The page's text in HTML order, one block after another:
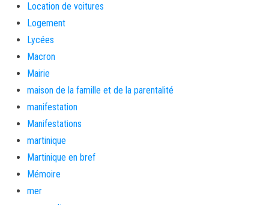
Location de voitures
Logement
Lycées
Macron
Mairie
maison de la famille et de la parentalité
manifestation
Manifestations
martinique
Martinique en bref
Mémoire
mer